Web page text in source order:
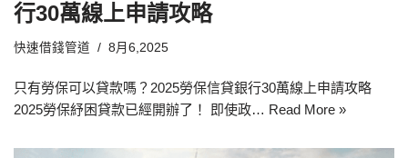
行30萬線上申請攻略
快速借錢管道 8月6,2025
只有勞保可以貸款嗎？2025勞保信貸銀行30萬線上申請攻略
2025勞保紓困貸款已經開辦了！ 即使政… Read More »